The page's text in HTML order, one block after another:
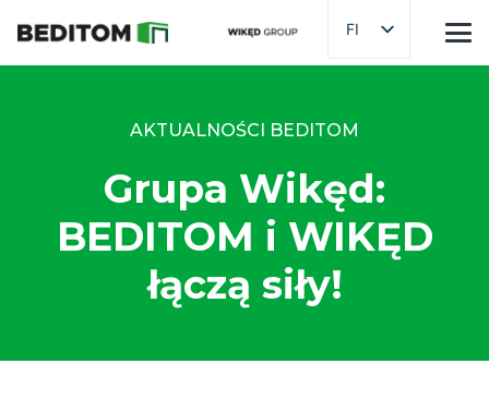
FI
AKTUALNOŚCI BEDITOM
Grupa Wikęd:
BEDITOM i WIKĘD
łączą siły!